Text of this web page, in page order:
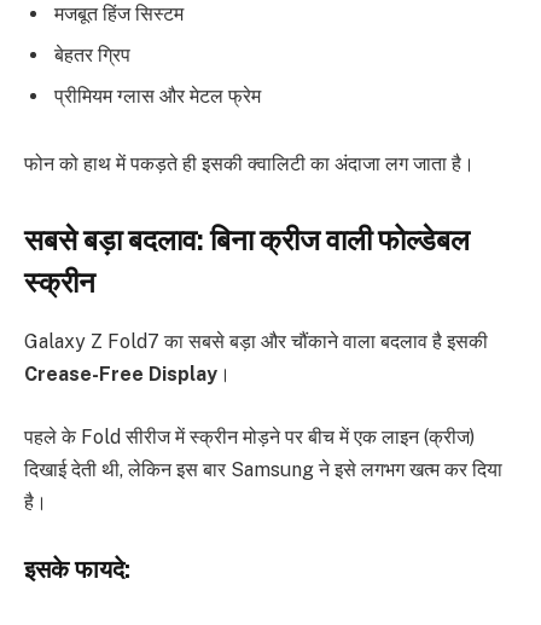
मजबूत हिंज सिस्टम
बेहतर ग्रिप
प्रीमियम ग्लास और मेटल फ्रेम
फोन को हाथ में पकड़ते ही इसकी क्वालिटी का अंदाजा लग जाता है।
सबसे बड़ा बदलाव: बिना क्रीज वाली फोल्डेबल
स्क्रीन
Galaxy Z Fold7 का सबसे बड़ा और चौंकाने वाला बदलाव है इसकी
Crease-Free Display ।
पहले के Fold सीरीज में स्क्रीन मोड़ने पर बीच में एक लाइन (क्रीज)
दिखाई देती थी, लेकिन इस बार Samsung ने इसे लगभग खत्म कर दिया
है।
इसके फायदे: